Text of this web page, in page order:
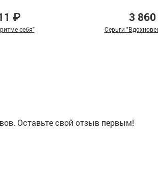
₽
себя"
3
Серьги
Оставьте свой отзыв первым!